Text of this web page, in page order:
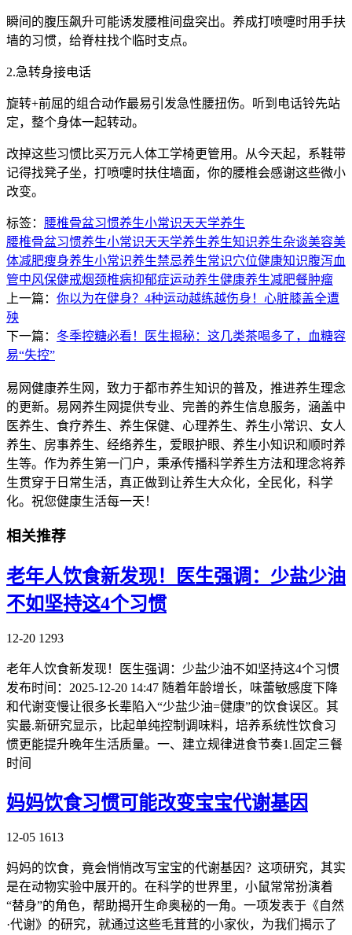
瞬间的腹压飙升可能诱发腰椎间盘突出。养成打喷嚏时用手扶
墙的习惯，给脊柱找个临时支点。
2.急转身接电话
旋转+前屈的组合动作最易引发急性腰扭伤。听到电话铃先站
定，整个身体一起转动。
改掉这些习惯比买万元人体工学椅更管用。从今天起，系鞋带
记得找凳子坐，打喷嚏时扶住墙面，你的腰椎会感谢这些微小
改变。
标签： 腰椎骨盆习惯养生小常识天天学养生
腰椎骨盆习惯养生小常识天天学养生养生知识养生杂谈美容美
体减肥瘦身养生小常识养生禁忌养生常识穴位健康知识腹泻血
管中风保健戒烟颈椎病抑郁症运动养生健康养生减肥餐肿瘤
上一篇： 你以为在健身？4种运动越练越伤身！心脏膝盖全遭
殃
下一篇： 冬季控糖必看！医生揭秘：这几类茶喝多了，血糖容
易“失控”
易网健康养生网，致力于都市养生知识的普及，推进养生理念
的更新。易网养生网提供专业、完善的养生信息服务，涵盖中
医养生、食疗养生、养生保健、心理养生、养生小常识、女人
养生、房事养生、经络养生，爱眼护眼、养生小知识和顺时养
生等。作为养生第一门户，秉承传播科学养生方法和理念将养
生贯穿于日常生活，真正做到让养生大众化，全民化，科学
化。祝您健康生活每一天！
相关推荐
老年人饮食新发现！医生强调：少盐少油
不如坚持这4个习惯
12-20 1293
老年人饮食新发现！医生强调：少盐少油不如坚持这4个习惯
发布时间：2025-12-20 14:47 随着年龄增长，味蕾敏感度下降
和代谢变慢让很多长辈陷入“少盐少油=健康”的饮食误区。其
实最.新研究显示，比起单纯控制调味料，培养系统性饮食习
惯更能提升晚年生活质量。一、建立规律进食节奏1.固定三餐
时间
妈妈饮食习惯可能改变宝宝代谢基因
12-05 1613
妈妈的饮食，竟会悄悄改写宝宝的代谢基因？这项研究，其实
是在动物实验中展开的。在科学的世界里，小鼠常常扮演着
“替身”的角色，帮助揭开生命奥秘的一角。一项发表于《自然
·代谢》的研究，就通过这些毛茸茸的小家伙，为我们揭示了